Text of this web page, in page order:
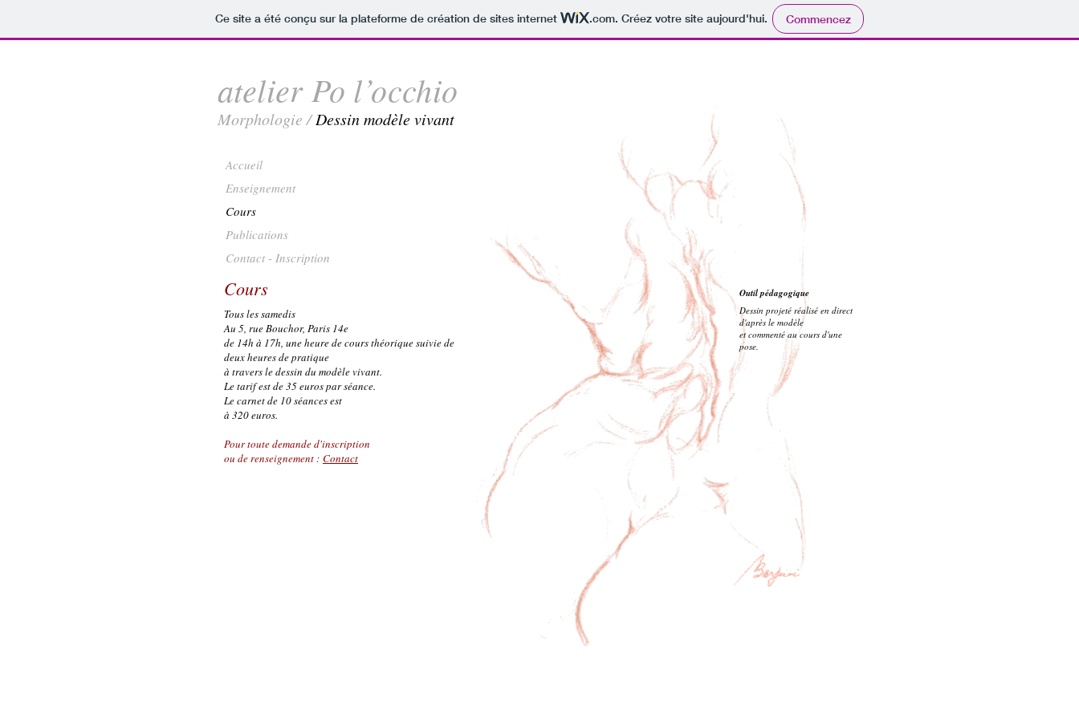
Ce site a été conçu sur la plateforme de création de sites internet .com. Créez votre site aujourd'hui. Commencez
atelier Po l’occhio
Morphologie / Dessin modèle vivant
Cours
Tous les samedis
Au 5, rue Bouchor, Paris 14e
de 14h à 17h, une heure de cours théorique suivie de
deux heures de pratique
à travers le dessin du modèle vivant.
Le tarif est de 35 euros par séance.
Le carnet de 10 séances est
à 320 euros.
Pour toute demande d'inscription
ou de renseignement : Contact
Outil pédagogique
Dessin projeté réalisé en direct
d'après le modèle
et commenté au cours d'une
pose.
Accueil
Enseignement
Cours
Publications
Contact - Inscription